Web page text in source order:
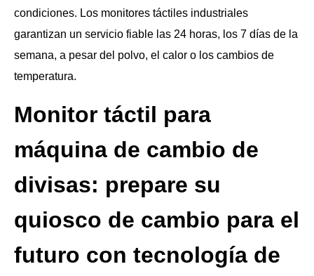
condiciones. Los monitores táctiles industriales
garantizan un servicio fiable las 24 horas, los 7 días de la
semana, a pesar del polvo, el calor o los cambios de
temperatura.
Monitor táctil para
máquina de cambio de
divisas: prepare su
quiosco de cambio para el
futuro con tecnología de